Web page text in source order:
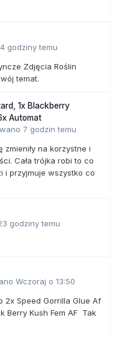
4 godziny temu
Zdjęcia Roślin
temat.
1x Blackberry
Automat
7 godzin temu
zmieniły na korzystne i
Cała trójka robi to co
i przyjmuje wszystko co
godziny temu
Wczoraj o 13:50
Speed Gorrilla Glue Af
Berry Kush Fem AF Tak